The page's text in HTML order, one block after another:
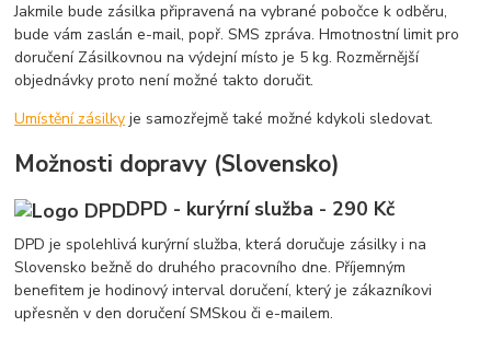
Jakmile bude zásilka připravená na vybrané pobočce k odběru,
bude vám zaslán e-mail, popř. SMS zpráva. Hmotnostní limit pro
doručení Zásilkovnou na výdejní místo je 5 kg. Rozměrnější
objednávky proto není možné takto doručit.
Umístění zásilky je samozřejmě také možné kdykoli sledovat.
Možnosti dopravy (Slovensko)
DPD - kurýrní služba - 290 Kč
DPD je spolehlivá kurýrní služba, která doručuje zásilky i na
Slovensko bežně do druhého pracovního dne. Příjemným
benefitem je hodinový interval doručení, který je zákazníkovi
upřesněn v den doručení SMSkou či e-mailem.